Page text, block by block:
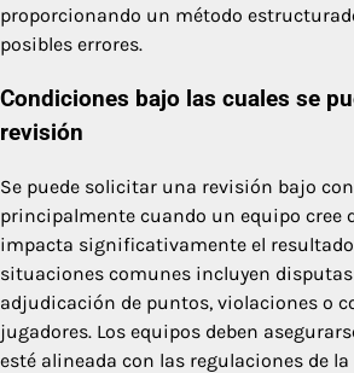
proporcionando un método
posibles errores.
Condiciones bajo las cuales se
revisión
Se puede solicitar una revisión bajo
principalmente cuando un equipo cree
impacta significativamente el
situaciones comunes incluyen disputas
adjudicación de puntos, violaciones o
jugadores. Los equipos deben
esté alineada con las regulaciones de la